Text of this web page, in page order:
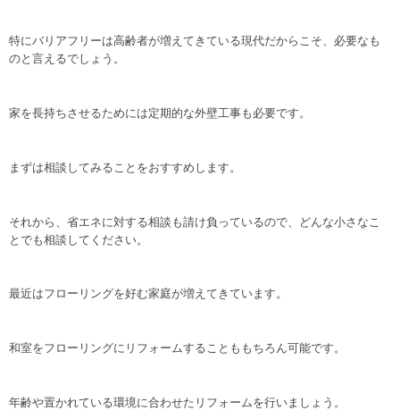
特にバリアフリーは高齢者が増えてきている現代だからこそ、必要なも
のと言えるでしょう。
家を長持ちさせるためには定期的な外壁工事も必要です。
まずは相談してみることをおすすめします。
それから、省エネに対する相談も請け負っているので、どんな小さなこ
とでも相談してください。
最近はフローリングを好む家庭が増えてきています。
和室をフローリングにリフォームすることももちろん可能です。
年齢や置かれている環境に合わせたリフォームを行いましょう。